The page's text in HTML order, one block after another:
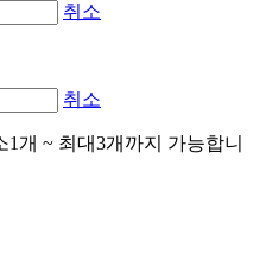
취소
취소
개 ~ 최대3개까지 가능합니